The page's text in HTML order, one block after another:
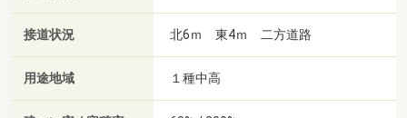
接道状況 北6ｍ 東4ｍ 二方道路
用途地域 １種中高